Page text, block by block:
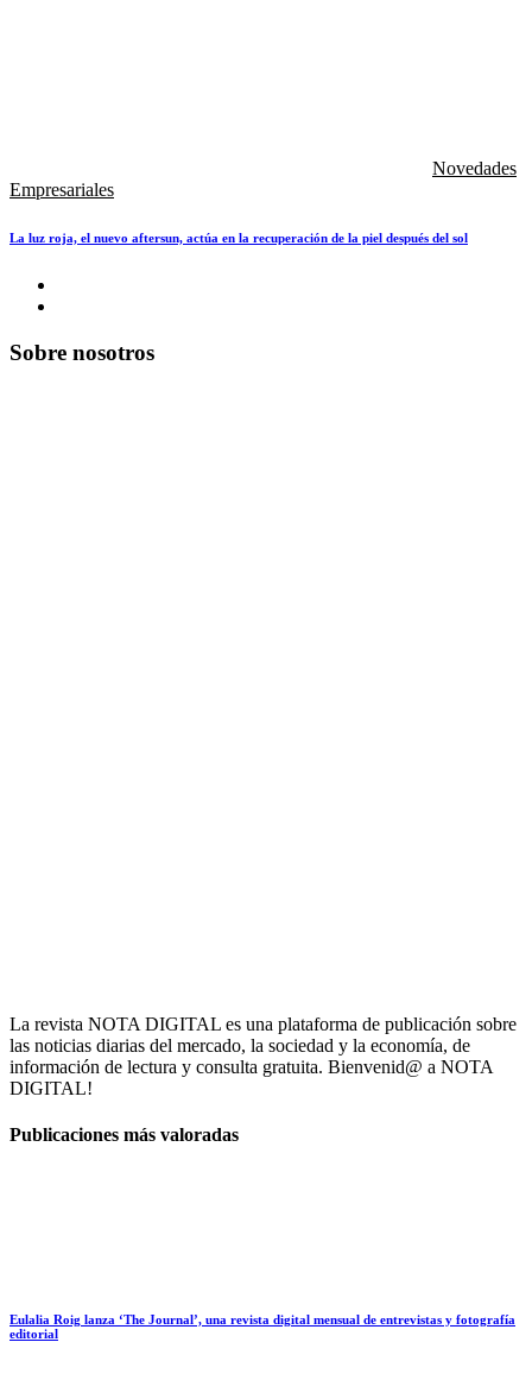
Novedades
Empresariales
La luz roja, el nuevo aftersun, actúa en la recuperación de la piel después del sol
Sobre nosotros
La revista NOTA DIGITAL es una plataforma de publicación sobre
las noticias diarias del mercado, la sociedad y la economía, de
información de lectura y consulta gratuita. Bienvenid@ a NOTA
DIGITAL!
Publicaciones más valoradas
Eulalia Roig lanza ‘The Journal’, una revista digital mensual de entrevistas y fotografía
editorial